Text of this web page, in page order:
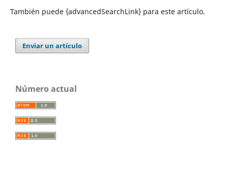
También puede {advancedSearchLink} para este artículo.
Enviar un artículo
Número actual